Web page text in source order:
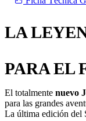
LA
PARA EL
El totalmente nuevo
para las grandes
La última edición del